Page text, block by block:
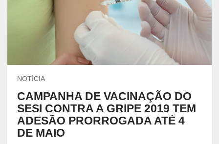
NOTÍCIA
CAMPANHA DE VACINAÇÃO DO
SESI CONTRA A GRIPE 2019 TEM
ADESÃO PRORROGADA ATÉ 4
DE MAIO